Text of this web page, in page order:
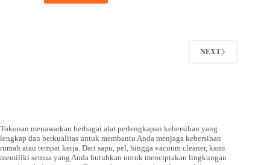
NEXT
Tokonan menawarkan berbagai alat perlengkapan kebersihan yang
lengkap dan berkualitas untuk membantu Anda menjaga kebersihan
rumah atau tempat kerja. Dari sapu, pel, hingga vacuum cleaner, kami
memiliki semua yang Anda butuhkan untuk menciptakan lingkungan